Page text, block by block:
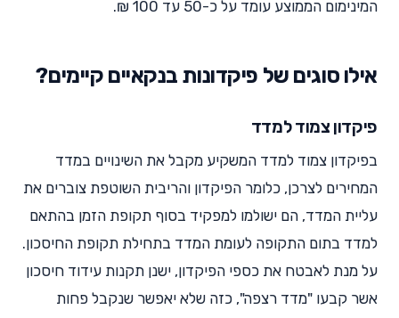
המינימום הממוצע עומד על כ-50 עד 100 ₪.
אילו סוגים של פיקדונות בנקאיים קיימים?
פיקדון צמוד למדד
בפיקדון צמוד למדד המשקיע מקבל את השינויים במדד
המחירים לצרכן, כלומר הפיקדון והריבית השוטפת צוברים את
עליית המדד, הם ישולמו למפקיד בסוף תקופת הזמן בהתאם
למדד בתום התקופה לעומת המדד בתחילת תקופת החיסכון.
על מנת לאבטח את כספי הפיקדון, ישנן תקנות עידוד חיסכון
אשר קבעו "מדד רצפה", כזה שלא יאפשר שנקבל פחות